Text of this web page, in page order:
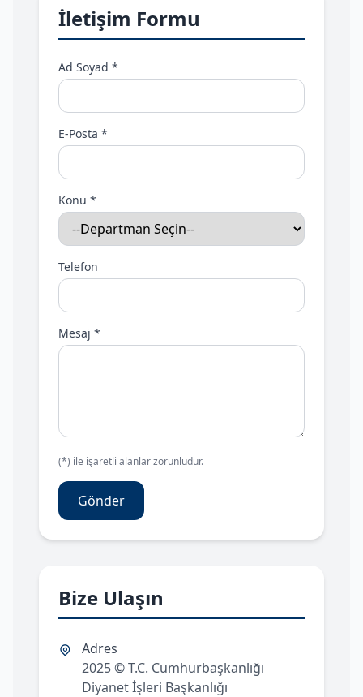
İletişim Formu
Ad Soyad *
E-Posta *
Konu *
Telefon
Mesaj *
(*) ile işaretli alanlar zorunludur.
Gönder
Bize Ulaşın
Adres
2025 © T.C. Cumhurbaşkanlığı
Diyanet İşleri Başkanlığı